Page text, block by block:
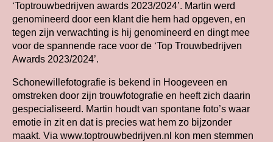
‘Toptrouwbedrijven awards 2023/2024’. Martin werd
genomineerd door een klant die hem had opgeven, en
tegen zijn verwachting is hij genomineerd en dingt mee
voor de spannende race voor de ‘Top Trouwbedrijven
Awards 2023/2024’.
Schonewillefotografie is bekend in Hoogeveen en
omstreken door zijn trouwfotografie en heeft zich daarin
gespecialiseerd. Martin houdt van spontane foto’s waar
emotie in zit en dat is precies wat hem zo bijzonder
maakt. Via www.toptrouwbedrijven.nl kon men stemmen